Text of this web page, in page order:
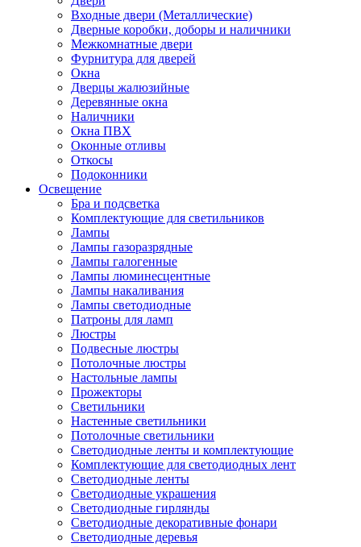
Входные двери (Металлические)
Дверные коробки, доборы и наличники
Межкомнатные двери
Фурнитура для дверей
Окна
Дверцы жалюзийные
Деревянные окна
Наличники
Окна ПВХ
Оконные отливы
Откосы
Подоконники
Освещение
Бра и подсветка
Комплектующие для светильников
Лампы
Лампы газоразрядные
Лампы галогенные
Лампы люминесцентные
Лампы накаливания
Лампы светодиодные
Патроны для ламп
Люстры
Подвесные люстры
Потолочные люстры
Настольные лампы
Прожекторы
Светильники
Настенные светильники
Потолочные светильники
Светодиодные ленты и комплектующие
Комплектующие для светодиодных лент
Светодиодные ленты
Светодиодные украшения
Светодиодные гирлянды
Светодиодные декоративные фонари
Светодиодные деревья